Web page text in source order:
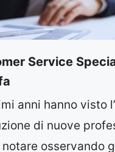
Service
anni hanno visto
di nuove
osservando